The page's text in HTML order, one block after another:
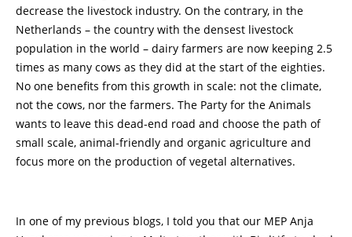
decrease the livestock industry. On the contrary, in the
Netherlands – the country with the densest livestock
population in the world – dairy farmers are now keeping 2.5
times as many cows as they did at the start of the eighties.
No one benefits from this growth in scale: not the climate,
not the cows, nor the farmers. The Party for the Animals
wants to leave this dead-end road and choose the path of
small scale, animal-friendly and organic agriculture and
focus more on the production of vegetal alternatives.
In one of my previous blogs, I told you that our MEP Anja